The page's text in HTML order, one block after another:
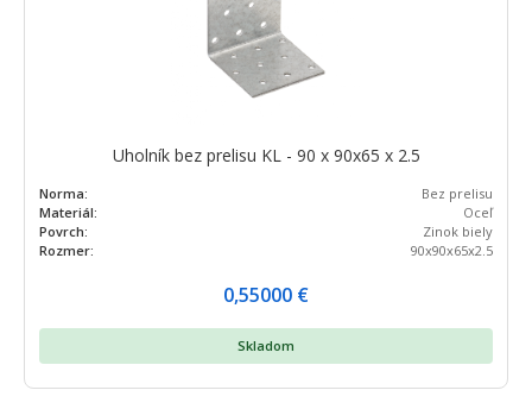
Uholník bez prelisu KL - 90 x 90x65 x 2.5
Norma:
Bez prelisu
Materiál:
Oceľ
Povrch:
Zinok biely
Rozmer:
90x90x65x2.5
0,55000 €
Skladom